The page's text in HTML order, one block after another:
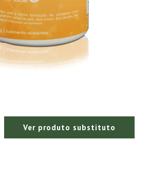
Ver produto substituto